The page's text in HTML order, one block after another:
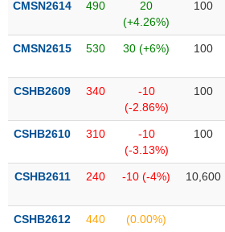
CMSN2614 490
20
(+4.26%)
100
CMSN2615 530 30 (+6%) 100
CSHB2609 340
-10
(-2.86%)
100
CSHB2610 310
-10
(-3.13%)
100
CSHB2611 240 -10 (-4%) 10,600
CSHB2612 440 (0.00%)
chính